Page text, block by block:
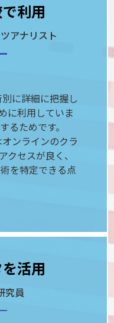
利用
アナリスト
に詳細に把握し
に利用していま
るためです。
ンラインのクラ
クセスが良く、
を特定できる点
活用
究員